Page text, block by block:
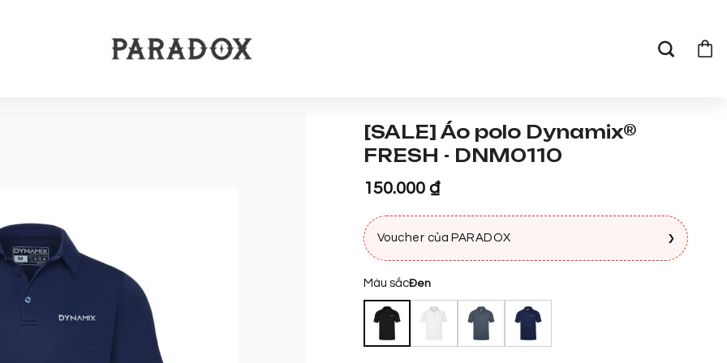
[SALE] Áo polo Dynamix®
FRESH - DNM0110
150.000 ₫
Voucher của PARADOX ›
Màu sắcĐen